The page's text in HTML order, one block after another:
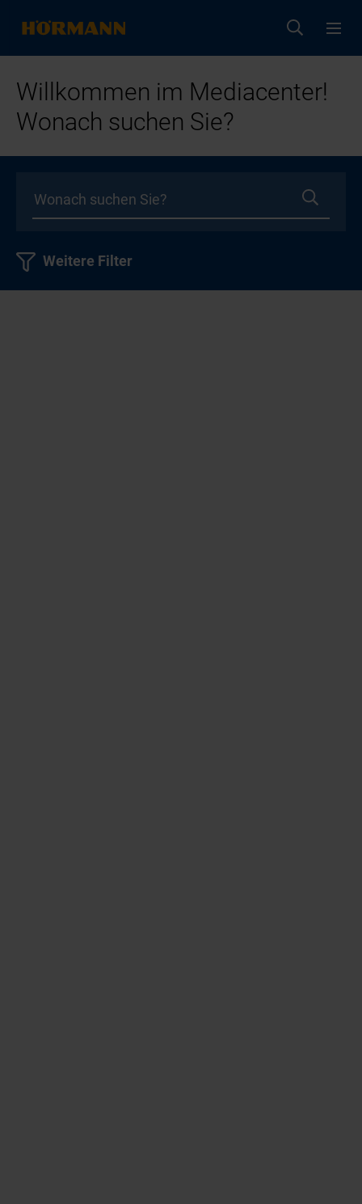
Willkommen im Mediacenter!
Wonach suchen Sie?
Weitere Filter